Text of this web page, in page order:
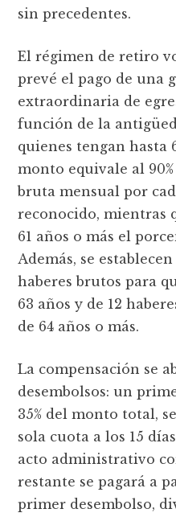
sin precedentes.
El régimen de retiro
prevé el pago de una
extraordinaria de
función de la
quienes tengan hasta
monto equivale al
bruta mensual por
reconocido, mientras
61 años o más el
Además, se
haberes brutos para
63 años y de 12
de 64 años o más.
La compensación se
desembolsos: un
35% del monto total,
sola cuota a los 15
acto administrativo
restante se pagará a
primer desembolso,